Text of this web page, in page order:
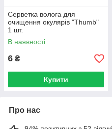
Серветка волога для
очищення окулярів "Thumb"
1 шт.
В наявності
6 ₴
Купити
Про нас